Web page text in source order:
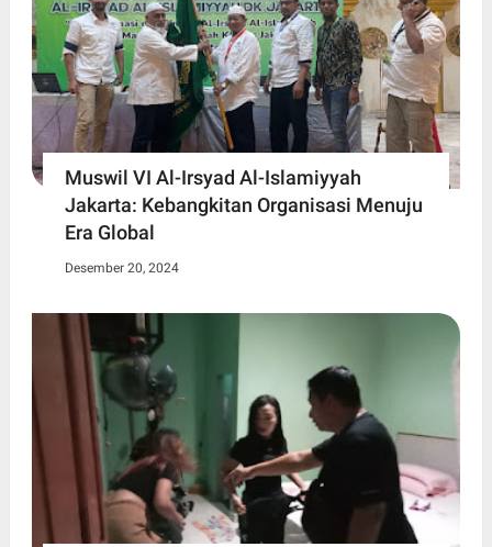
Muswil VI Al-Irsyad Al-Islamiyyah
Jakarta: Kebangkitan Organisasi Menuju
Era Global
Desember 20, 2024